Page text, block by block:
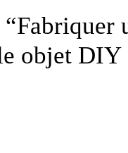
objet